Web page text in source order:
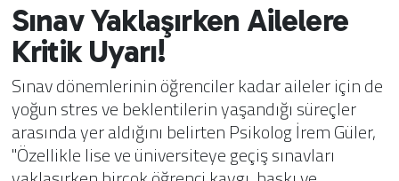
Sınav Yaklaşırken Ailelere
Kritik Uyarı!
Sınav dönemlerinin öğrenciler kadar aileler için de
yoğun stres ve beklentilerin yaşandığı süreçler
arasında yer aldığını belirten Psikolog İrem Güler,
"Özellikle lise ve üniversiteye geçiş sınavları
Ekonomi
Dünya
Spor
Magazin
Puan Durumu ve Fikstür
Tüm Manşetler
Son Dakika Haberleri
Haber Arşivi